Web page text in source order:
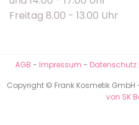
Freitag 8.00 - 13.00 Uhr
AGB - Impressum - Datenschutz
Copyright © Frank Kosmetik
von SK